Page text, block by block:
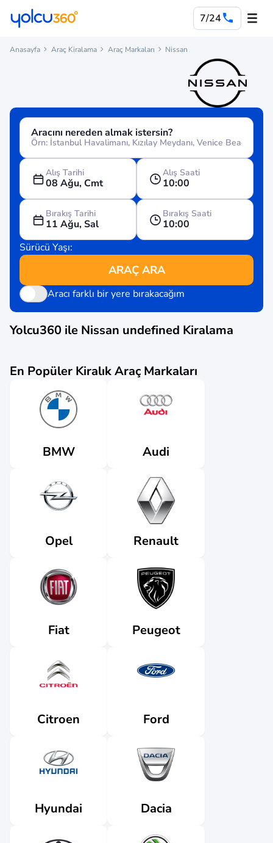
7/24
Anasayfa Araç Kiralama Araç Markaları Nissan
Aracını nereden almak istersin?
Alış Tarihi
08 Ağu, Cmt
Alış Saati
10:00
Bırakış Tarihi
11 Ağu, Sal
Bırakış Saati
10:00
Sürücü Yaşı:
ARAÇ ARA
Aracı farklı bir yere bırakacağım
Yolcu360 ile Nissan undefined Kiralama
En Popüler Kiralık Araç Markaları
BMW Audi
Opel Renault
Fiat Peugeot
Citroen Ford
Hyundai Dacia